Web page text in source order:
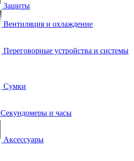
Защиты
Вентиляция и охлаждение
Переговорные устройства и системы
Сумки
Секундомеры и часы
Аксессуары